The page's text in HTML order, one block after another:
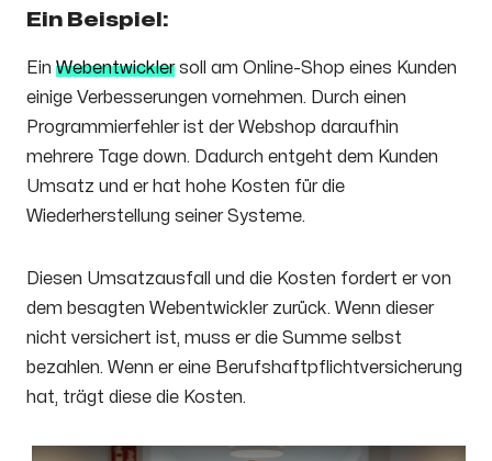
Ein Beispiel:
Ein Webentwicklersoll am Online-Shop eines Kunden
einige Verbesserungen vornehmen. Durch einen
Programmierfehler ist der Webshop daraufhin
mehrere Tage down. Dadurch entgeht dem Kunden
Umsatz und er hat hohe Kosten für die
Wiederherstellung seiner Systeme.
Diesen Umsatzausfall und die Kosten fordert er von
dem besagten Webentwickler zurück. Wenn dieser
nicht versichert ist, muss er die Summe selbst
bezahlen. Wenn er eine Berufshaftpflichtversicherung
hat, trägt diese die Kosten.